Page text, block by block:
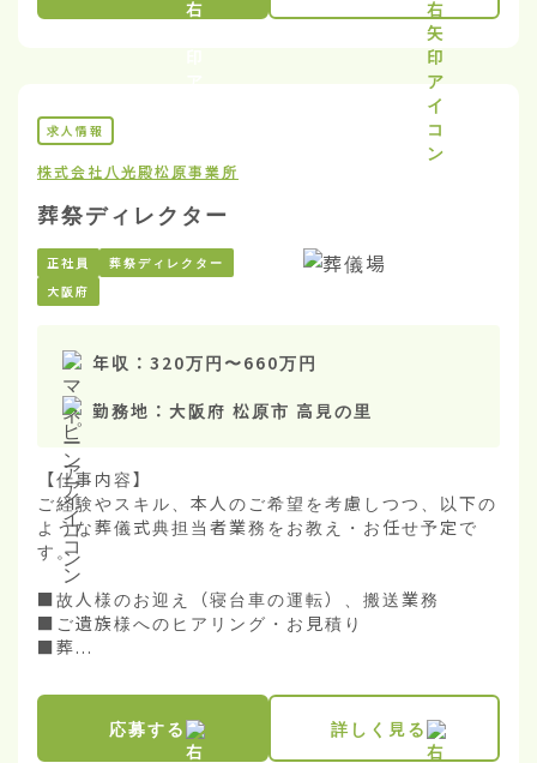
求人情報
株式会社八光殿松原事業所
葬祭ディレクター
正社員
葬祭ディレクター
大阪府
年収： 320万円〜660万円
勤務地： 大阪府 松原市 高見の里
【仕事内容】
ご経験やスキル、本人のご希望を考慮しつつ、以下の
ような葬儀式典担当者業務をお教え・お任せ予定で
す。
■故人様のお迎え（寝台車の運転）、搬送業務
■ご遺族様へのヒアリング・お見積り
■葬...
応募する 詳しく見る